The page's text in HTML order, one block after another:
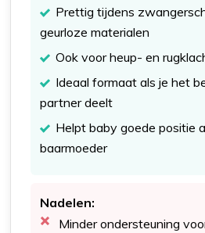
Prettig tijdens
geurloze materialen
Ook voor heup- en
Ideaal formaat als je het
partner deelt
Helpt baby goede positie
baarmoeder
Nadelen:
Minder ondersteuning